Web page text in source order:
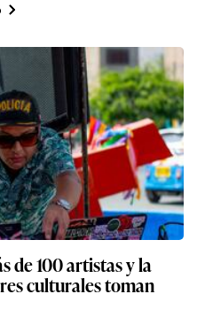
de 100 artistas y la
culturales toman